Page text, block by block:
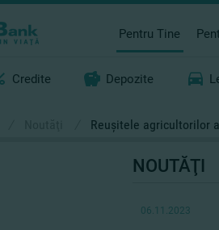
Pentru Tine
Credite Depozite
Reuşitele agricultorilor
NOUTĂŢI
06.11.2023